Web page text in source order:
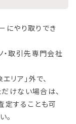
にやり取りでき
・取引先専門会社
リア」外で、
けない場合は、
定することも可
。